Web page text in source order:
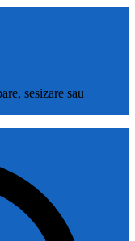
sesizare sau